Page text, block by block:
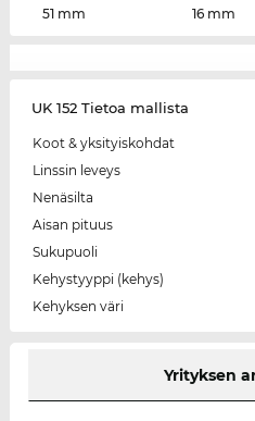
51 mm
16 mm
UK 152 Tietoa mallista
Koot & yksityiskohdat
Linssin leveys
Nenäsilta
Aisan pituus
Sukupuoli
Kehystyyppi (kehys)
Kehyksen väri
Yrityksen